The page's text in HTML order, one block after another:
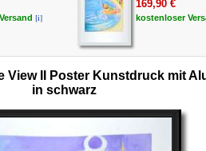
Versand [i]
169,90 €
kostenloser
View II Poster Kunstdruck mit
in schwarz